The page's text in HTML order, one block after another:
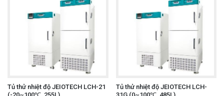
Tủ thử nhiệt độ JEIOTECH LCH-21
Tủ thử nhiệt độ JEIOTECH LCH-